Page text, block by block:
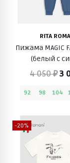
RITA
Пижама MAGIC
(белый с
4 050 ₽3
92 98 104
-20%